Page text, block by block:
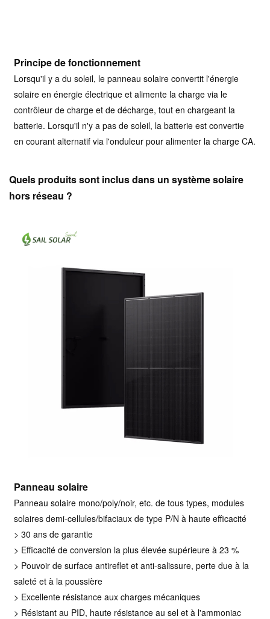
Principe de fonctionnement
Lorsqu'il y a du soleil, le panneau solaire convertit l'énergie
solaire en énergie électrique et alimente la charge via le
contrôleur de charge et de décharge, tout en chargeant la
batterie. Lorsqu'il n'y a pas de soleil, la batterie est convertie
en courant alternatif via l'onduleur pour alimenter la charge CA.
Quels produits sont inclus dans un système solaire
hors réseau ?
Panneau solaire
Panneau solaire mono/poly/noir, etc. de tous types, modules
solaires demi-cellules/bifaciaux de type P/N à haute efficacité
> 30 ans de garantie
> Efficacité de conversion la plus élevée supérieure à 23 %
> Pouvoir de surface antireflet et anti-salissure, perte due à la
saleté et à la poussière
> Excellente résistance aux charges mécaniques
> Résistant au PID, haute résistance au sel et à l'ammoniac